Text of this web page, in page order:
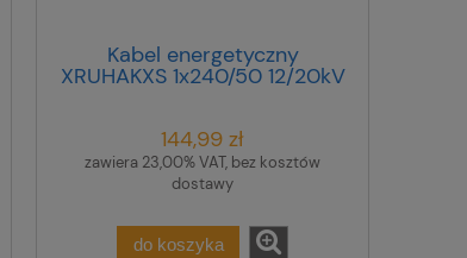
Kabel energetyczny
XRUHAKXS 1x240/50 12/20kV
144,99 zł
zawiera 23,00% VAT, bez kosztów
dostawy
do koszyka